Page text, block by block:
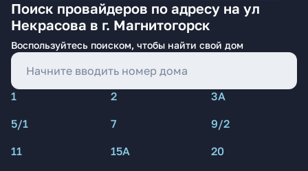
Поиск провайдеров по адресу на ул
Некрасова в г. Магнитогорск
Воспользуйтесь поиском, чтобы найти свой дом
1 2
3А
5/1
7
9/2
11
15А
20